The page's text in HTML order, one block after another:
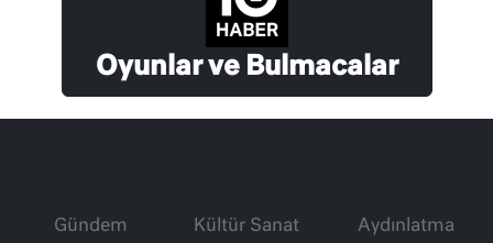
Oyunlar ve Bulmacalar
Gündem
Kültür Sanat
Aydınlatma